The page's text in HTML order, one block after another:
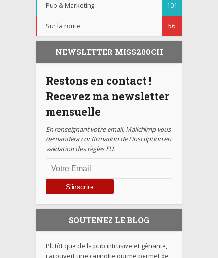
Pub & Marketing 101
Sur la route 56
NEWSLETTER MISS280CH
Restons en contact !
Recevez ma newsletter
mensuelle
En renseignant votre email, Mailchimp vous
demandera confirmation de l'inscription en
validation des règles EU.
SOUTENEZ LE BLOG
Plutôt que de la pub intrusive et gênante,
j'ai ouvert une cagnotte qui me permet de